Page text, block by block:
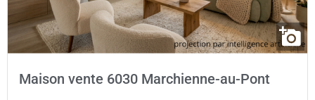
Maison vente 6030 Marchienne-au-Pont